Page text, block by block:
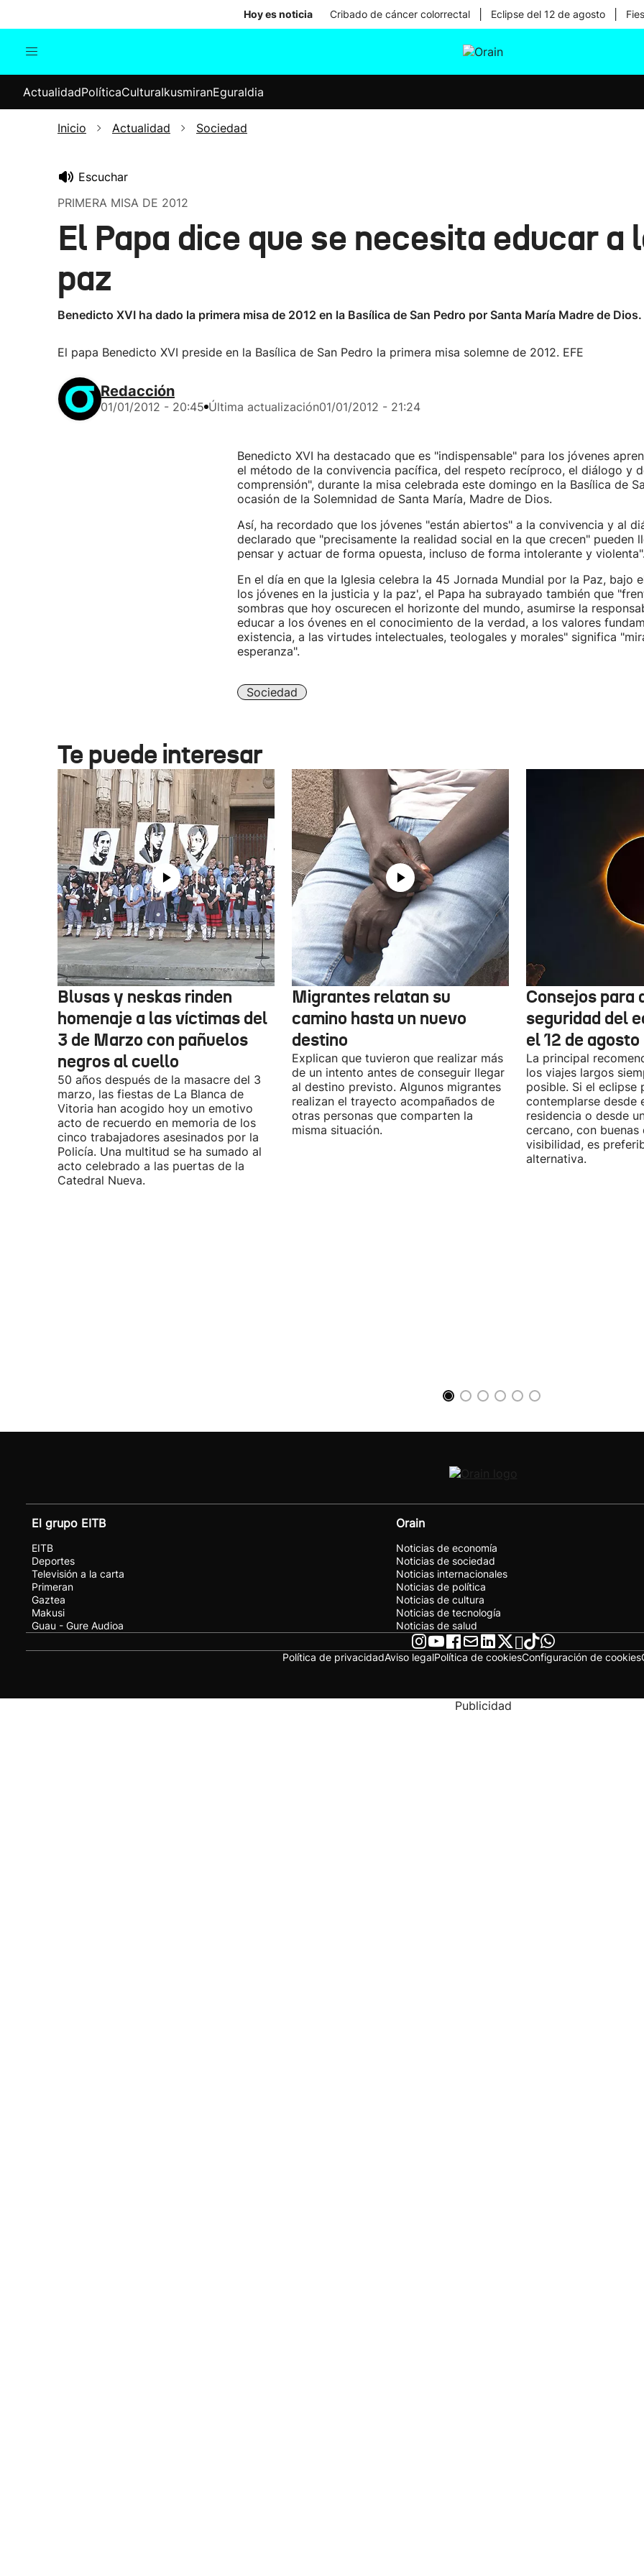
Hoy es noticia Cribado de cáncer colorrectal Eclipse del 12 de agosto
Internacional
Elecciones
ActualidadPolíticaCulturaIkusmiranEguraldia
Inicio Actualidad Sociedad
Escuchar
PRIMERA MISA DE 2012
El Papa dice que se necesita educar a
paz
Benedicto XVI ha dado la primera misa de 2012 en la Basílica de San Pedro por Santa María Madre de Dios.
El papa Benedicto XVI preside en la Basílica de San Pedro la primera misa solemne de 2012. EFE
Redacción
01/01/2012 - 20:45 Última actualización01/01/2012 - 21:24
Benedicto XVI ha destacado que es "indispensable" para los jóvenes
el método de la convivencia pacífica, del respeto recíproco, el diálogo y
comprensión", durante la misa celebrada este domingo en la Basílica de
ocasión de la Solemnidad de Santa María, Madre de Dios.
Así, ha recordado que los jóvenes "están abiertos" a la convivencia y al
declarado que "precisamente la realidad social en la que crecen" pueden
pensar y actuar de forma opuesta, incluso de forma intolerante y violenta".
En el día en que la Iglesia celebra la 45 Jornada Mundial por la Paz, bajo
los jóvenes en la justicia y la paz', el Papa ha subrayado también que
sombras que hoy oscurecen el horizonte del mundo, asumirse la
educar a los óvenes en el conocimiento de la verdad, a los valores
existencia, a las virtudes intelectuales, teologales y morales" significa
esperanza".
Sociedad
Te puede interesar
Blusas y neskas rinden
homenaje a las víctimas del
3 de Marzo con pañuelos
negros al cuello
50 años después de la masacre del 3
marzo, las fiestas de La Blanca de
Vitoria han acogido hoy un emotivo
acto de recuerdo en memoria de los
cinco trabajadores asesinados por la
Policía. Una multitud se ha sumado al
acto celebrado a las puertas de la
Catedral Nueva.
Migrantes relatan su
camino hasta un nuevo
destino
Explican que tuvieron que realizar más
de un intento antes de conseguir llegar
al destino previsto. Algunos migrantes
realizan el trayecto acompañados de
otras personas que comparten la
misma situación.
Consejos para
seguridad del
el 12 de agosto
La principal
los viajes largos
posible. Si el eclipse
contemplarse desde
residencia o desde
cercano, con
visibilidad, es
alternativa.
El grupo EITB
EITB
Deportes
Televisión a la carta
Primeran
Gaztea
Makusi
Guau - Gure Audioa
Orain
Noticias de economía
Noticias de sociedad
Noticias internacionales
Noticias de política
Noticias de cultura
Noticias de tecnología
Noticias de salud
Política de privacidadAviso legalPolítica de cookiesConfiguración de cookies
Publicidad